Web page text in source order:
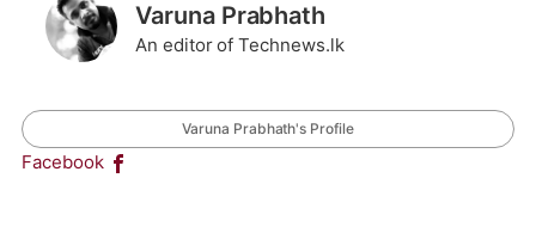
Varuna Prabhath
An editor of Technews.lk
Varuna Prabhath's Profile
Facebook